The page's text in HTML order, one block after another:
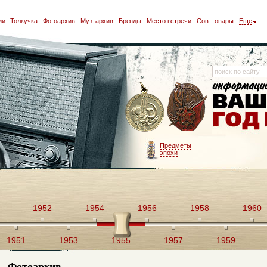
Толкучка Фотоархив Муз. архив Бренды Место встречи Сов. товары Еще
Предметы
эпохи
1951
1952
1953
1954
1955
1956
1957
1958
1959
1960